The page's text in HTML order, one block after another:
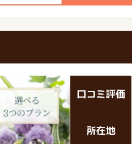
口コミ評価
所在地